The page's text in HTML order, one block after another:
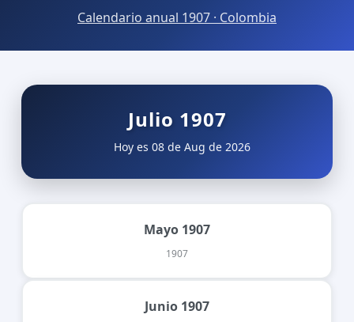
Calendario anual 1907 · Colombia
Julio 1907
Hoy es 08 de Aug de 2026
Mayo 1907
1907
Junio 1907